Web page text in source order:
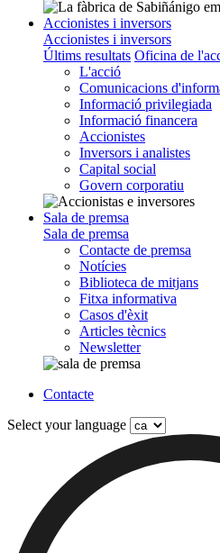
Accionistes i inversors
Accionistes i inversors
Últims resultats Oficina de
L'acció
Comunicacions
Informació privilegiada
Informació financera
Accionistes
Inversors i analistes
Capital social
Govern corporatiu
Sala de premsa
Sala de premsa
Contacte de premsa
Notícies
Biblioteca de mitjans
Fitxa informativa
Casos d'èxit
Articles tècnics
Newsletter
Contacte
Select your language